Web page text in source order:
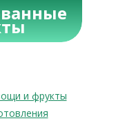
и фрукты